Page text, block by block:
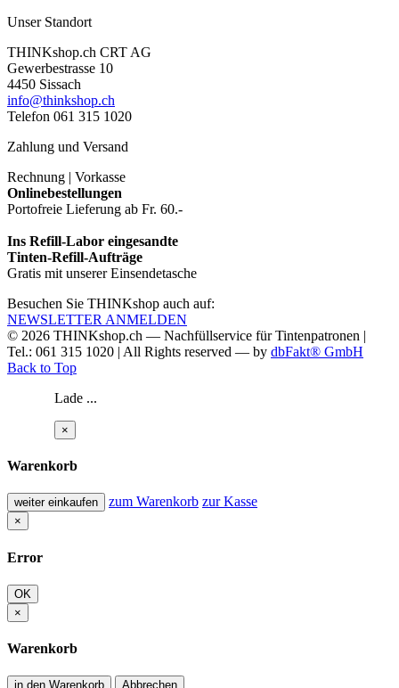
Unser Standort
THINKshop.ch CRT AG
Gewerbestrasse 10
4450 Sissach
info@thinkshop.ch
Telefon 061 315 1020
Zahlung und Versand
Rechnung | Vorkasse
Onlinebestellungen
Portofreie Lieferung ab Fr. 60.-
Ins Refill-Labor eingesandte
Tinten-Refill-Aufträge
Gratis mit unserer Einsendetasche
Besuchen Sie THINKshop auch auf:
NEWSLETTER ANMELDEN
© 2026 THINKshop.ch — Nachfüllservice fürTintenpatronen |
Tel.: 061 315 1020 | All Rights reserved — by dbFakt® GmbH
Back to Top
Lade ...
×
Warenkorb
weiter einkaufen zum Warenkorb zur Kasse
×
Error
OK
×
Warenkorb
in den Warenkorb Abbrechen